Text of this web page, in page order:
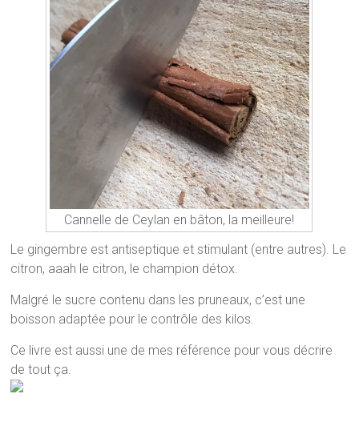
Cannelle de Ceylan en bâton, la meilleure!
Le gingembre est antiseptique et stimulant (entre autres). Le
citron, aaah le citron, le champion détox.
Malgré le sucre contenu dans les pruneaux, c’est une
boisson adaptée pour le contrôle des kilos.
Ce livre est aussi une de mes référence pour vous décrire
de tout ça.